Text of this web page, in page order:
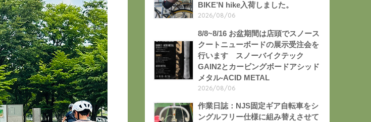
BIKE’N hike入荷しました。
2026/08/06
8/8~8/16 お盆期間は店頭でスノース
クートニューボードの展示受注会を
行います スノーバイクテック
GAIN2とカービングボードアシッド
メタル-ACID METAL
2026/08/06
作業日誌：NJS固定ギア自転車をシ
ングルフリー仕様に組み替えさせて